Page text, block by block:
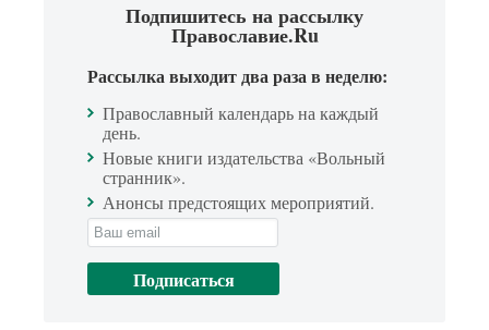
Подпишитесь на рассылку
Православие.Ru
Рассылка выходит два раза в неделю:
Православный календарь на каждый
день.
Новые книги издательства «Вольный
странник».
Анонсы предстоящих мероприятий.